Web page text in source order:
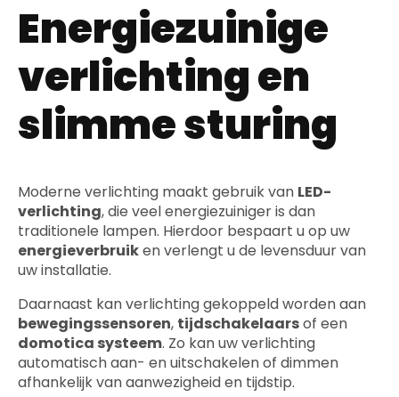
Energiezuinige
verlichting en
slimme sturing
Moderne verlichting maakt gebruik van LED-
verlichting, die veel energiezuiniger is dan
traditionele lampen. Hierdoor bespaart u op uw
energieverbruiken verlengt u de levensduur van
uw installatie.
Daarnaast kan verlichting gekoppeld worden aan
bewegingssensoren, tijdschakelaarsof een
domotica systeem. Zo kan uw verlichting
automatisch aan- en uitschakelen of dimmen
afhankelijk van aanwezigheid en tijdstip.